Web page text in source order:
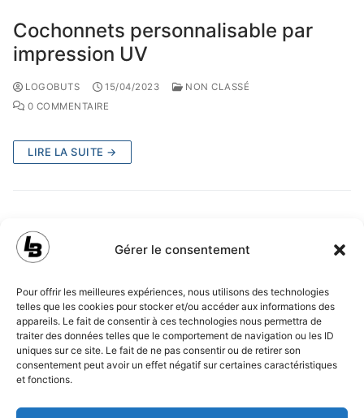
Gérer le consentement
Pour offrir les meilleures expériences, nous utilisons des technologies
telles que les cookies pour stocker et/ou accéder aux informations des
appareils. Le fait de consentir à ces technologies nous permettra de
traiter des données telles que le comportement de navigation ou les ID
uniques sur ce site. Le fait de ne pas consentir ou de retirer son
consentement peut avoir un effet négatif sur certaines caractéristiques
et fonctions.
Cochonnets personnalisable par
impression UV
LOGOBUTS 15/04/2023
NON CLASSÉ
0 COMMENTAIRE
LIRE LA SUITE →
MENTIONS LÉGALES
POLITIQUE DE CONFIDENTIALITÉ